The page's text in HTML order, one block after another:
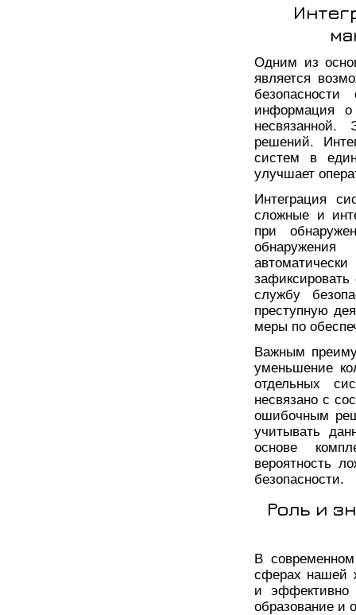
Одним из
является
информация
несвязанной.
решений.
систем в
улучшает
Интеграция
сложные и
при
службу
преступную
меры по
Важным
уменьшение
отдельных
несвязано с
ошибочным
учитывать
основе
вероятность
безопасности.
Роль и
В
сферах нашей
и эффективно
образование и